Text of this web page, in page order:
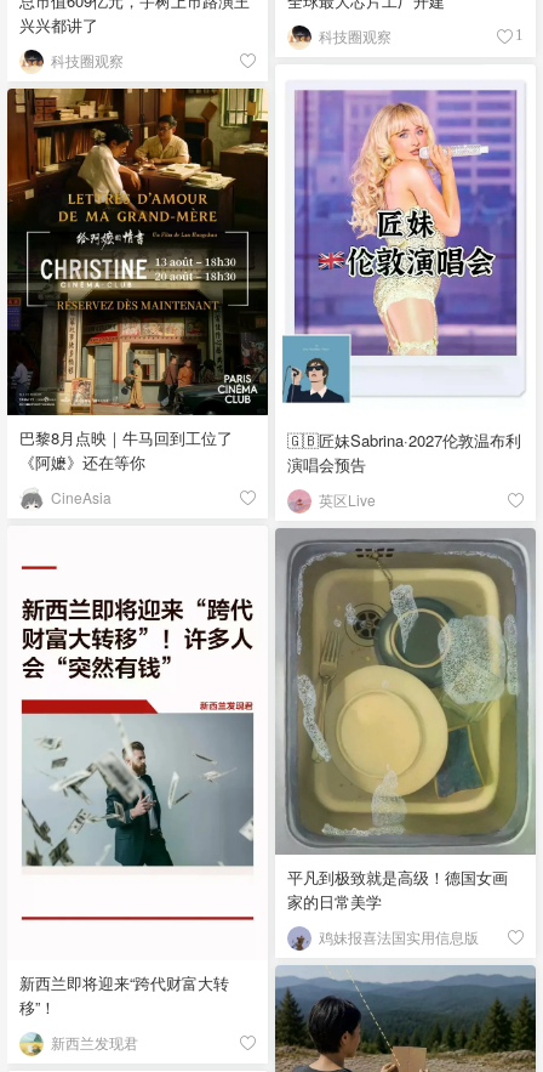
兴兴都讲了
科技圈观察
科技圈观察 1
🇬🇧匠妹Sabrina·2027伦敦温布利
演唱会预告
英区Live
巴黎8月点映｜牛马回到工位了
《阿嬷》还在等你
CineAsia
新西兰即将迎来“跨代财富大转
移”！
新西兰发现君
平凡到极致就是高级！德国女画
家的日常美学
鸡妹报喜法国实用信息版